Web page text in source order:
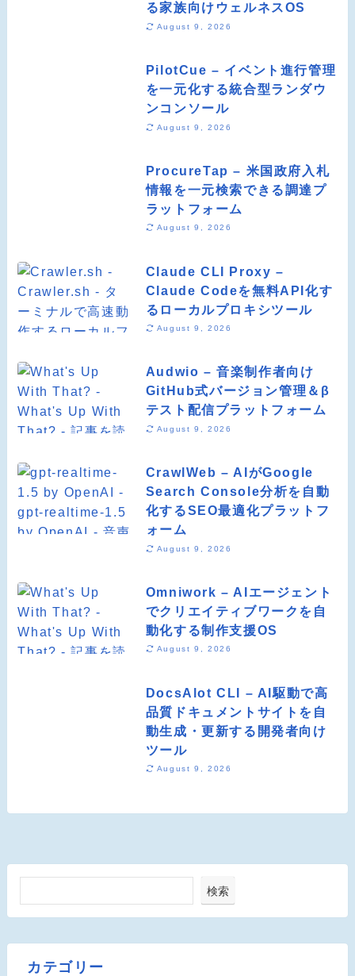
る家族向けウェルネスOS
August 9, 2026
PilotCue – イベント進行管理
を一元化する統合型ランダウ
ンコンソール
August 9, 2026
ProcureTap – 米国政府入札
情報を一元検索できる調達プ
ラットフォーム
August 9, 2026
Claude CLI Proxy –
Claude Codeを無料API化す
るローカルプロキシツール
August 9, 2026
Audwio – 音楽制作者向け
GitHub式バージョン管理＆β
テスト配信プラットフォーム
August 9, 2026
CrawlWeb – AIがGoogle
Search Console分析を自動
化するSEO最適化プラットフ
ォーム
August 9, 2026
Omniwork – AIエージェント
でクリエイティブワークを自
動化する制作支援OS
August 9, 2026
DocsAlot CLI – AI駆動で高
品質ドキュメントサイトを自
動生成・更新する開発者向け
ツール
August 9, 2026
検索
カテゴリー